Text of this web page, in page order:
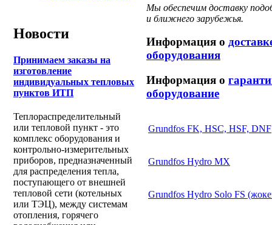
Новости
Принимаем заказы на
изготовление
индивидуальных тепловых
пунктов ИТП
Теплораспределительный
или тепловой пункт - это
комплекс оборудования и
контрольно-измерительных
приборов, предназначенный
для распределения тепла,
поступающего от внешней
тепловой сети (котельных
или ТЭЦ), между системам
отопления, горячего
Мы обеспечим доставку
и ближнего зарубежья.
Информация о
оборудования
Информация о
оборудование
Grundfos FK, HSC, HSF, DNF
Grundfos Hydro MX
Grundfos Hydro Solo FS